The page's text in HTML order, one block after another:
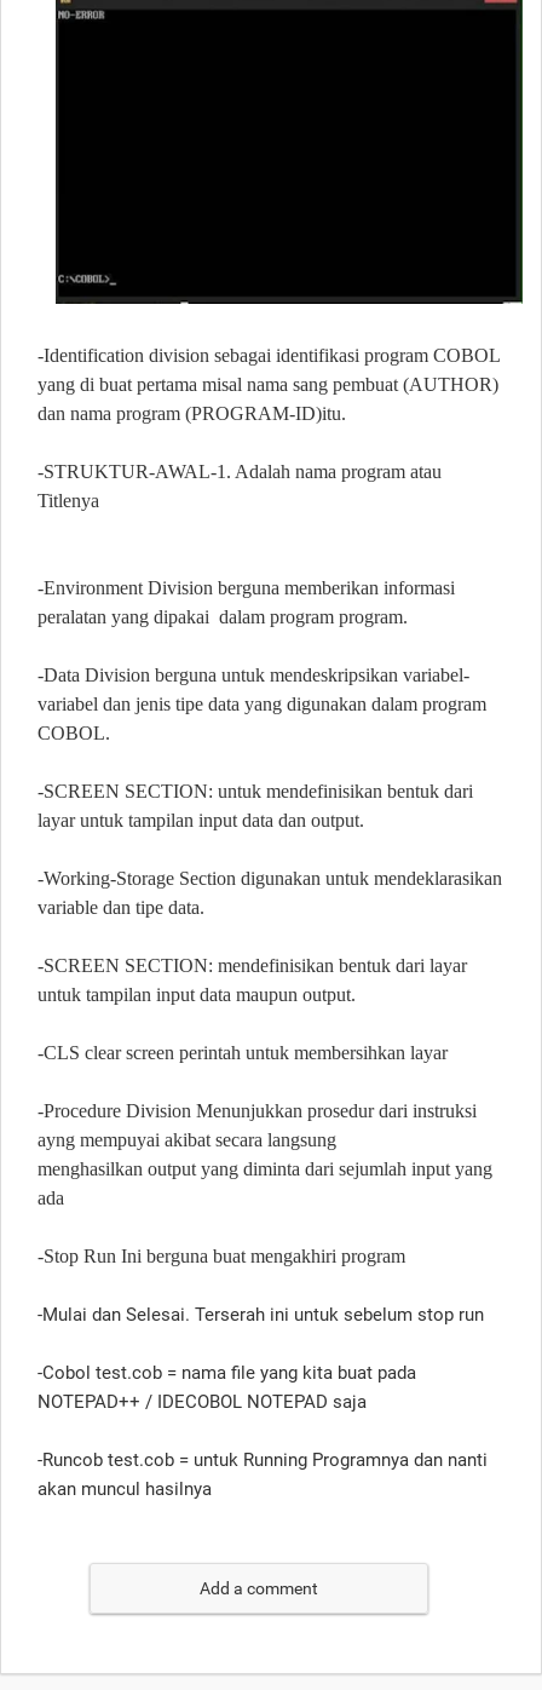
-Identification division sebagai identifikasi program COBOL
yang di buat pertama misal nama sang pembuat (AUTHOR)
dan nama program (PROGRAM-ID)itu.
-STRUKTUR-AWAL-1. Adalah nama program atau
Titlenya
-Environment Division berguna memberikan informasi
peralatan yang dipakai dalam program program.
-Data Division berguna untuk mendeskripsikan variabel-
variabel dan jenis tipe data yang digunakan dalam program
COBOL.
-SCREEN SECTION: untuk mendefinisikan bentuk dari
layar untuk tampilan input data dan output.
-Working-Storage Section digunakan untuk mendeklarasikan
variable dan tipe data.
-SCREEN SECTION: mendefinisikan bentuk dari layar
untuk tampilan input data maupun output.
-CLS clear screen perintah untuk membersihkan layar
-Procedure Division Menunjukkan prosedur dari instruksi
ayng mempuyai akibat secara langsung
menghasilkan output yang diminta dari sejumlah input yang
ada
-Stop Run Ini berguna buat mengakhiri program
-Mulai dan Selesai. Terserah ini untuk sebelum stop run
-Cobol test.cob = nama file yang kita buat pada
NOTEPAD++ / IDECOBOL NOTEPAD saja
-Runcob test.cob = untuk Running Programnya dan nanti
akan muncul hasilnya
Add a comment